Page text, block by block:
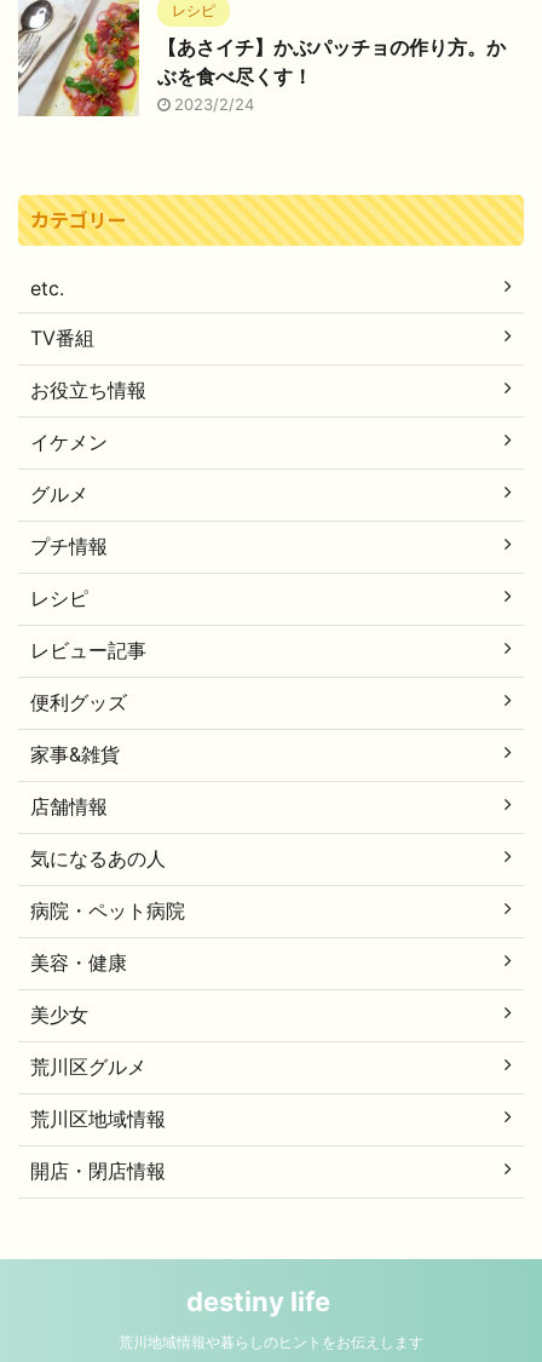
レシピ
【あさイチ】かぶパッチョの作り方。か
ぶを食べ尽くす！
2023/2/24
カテゴリー
etc.
TV番組
お役立ち情報
イケメン
グルメ
プチ情報
レシピ
レビュー記事
便利グッズ
家事&雑貨
店舗情報
気になるあの人
病院・ペット病院
美容・健康
美少女
荒川区グルメ
荒川区地域情報
開店・閉店情報
destiny life
荒川地域情報や暮らしのヒントをお伝えします